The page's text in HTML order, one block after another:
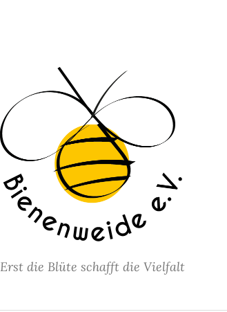
Erst die Blüte schafft die Vielfalt